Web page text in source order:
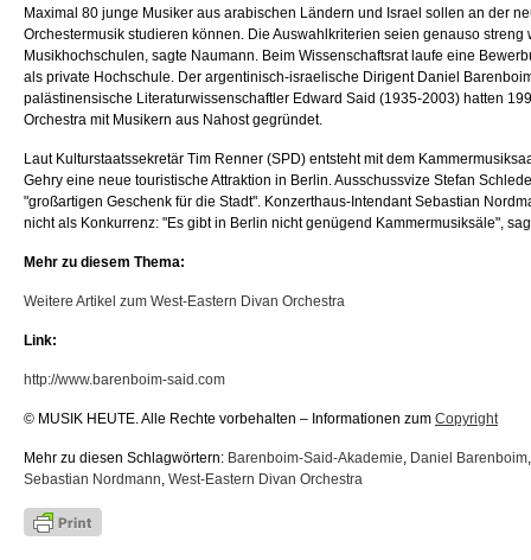
Maximal 80 junge Musiker aus arabischen Ländern und Israel sollen an der
Orchestermusik studieren können. Die Auswahlkriterien seien genauso
Musikhochschulen, sagte Naumann. Beim Wissenschaftsrat laufe eine
als private Hochschule. Der argentinisch-israelische Dirigent Daniel
palästinensische Literaturwissenschaftler Edward Said (1935-2003) hatten
Orchestra mit Musikern aus Nahost gegründet.
Laut Kulturstaatssekretär Tim Renner (SPD) entsteht mit dem
Gehry eine neue touristische Attraktion in Berlin. Ausschussvize Stefan
"großartigen Geschenk für die Stadt". Konzerthaus-Intendant Sebastian
nicht als Konkurrenz: "Es gibt in Berlin nicht genügend Kammermusiksäle",
Mehr zu diesem Thema:
Weitere Artikel zum West-Eastern Divan Orchestra
Link:
http://www.barenboim-said.com
© MUSIK HEUTE. Alle Rechte vorbehalten – Informationen zum Copyright
Mehr zu diesen Schlagwörtern: Barenboim-Said-Akademie, Daniel Barenboim
Sebastian Nordmann, West-Eastern Divan Orchestra